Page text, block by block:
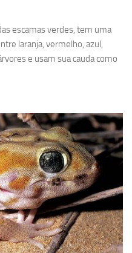
escamas verdes, tem uma
laranja, vermelho, azul,
e usam sua cauda como